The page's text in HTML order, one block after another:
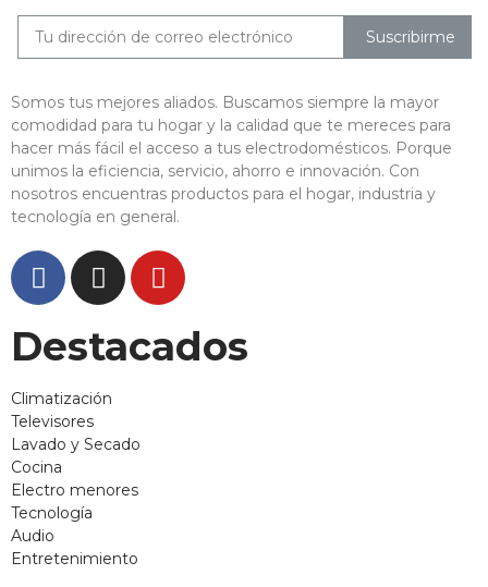
Suscribirme
Somos tus mejores aliados. Buscamos siempre la mayor
comodidad para tu hogar y la calidad que te mereces para
hacer más fácil el acceso a tus electrodomésticos. Porque
unimos la eficiencia, servicio, ahorro e innovación. Con
nosotros encuentras productos para el hogar, industria y
tecnología en general.
Destacados
Climatización
Televisores
Lavado y Secado
Cocina
Electro menores
Tecnología
Audio
Entretenimiento